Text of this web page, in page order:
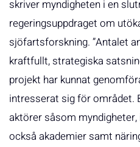
skriver myndigheten i en
regeringsuppdraget om
sjöfartsforskning. ”Antalet
kraftfullt, strategiska
projekt har kunnat
intresserat sig för området.
aktörer såsom
också akademier samt